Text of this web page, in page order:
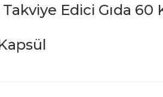
Edici Gıda 60